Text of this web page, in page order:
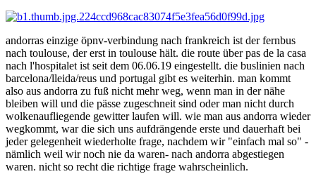
andorras einzige öpnv-verbindung nach frankreich ist der fernbus
nach toulouse, der erst in toulouse hält. die route über pas de la casa
nach l'hospitalet ist seit dem 06.06.19 eingestellt. die buslinien nach
barcelona/lleida/reus und portugal gibt es weiterhin. man kommt
also aus andorra zu fuß nicht mehr weg, wenn man in der nähe
bleiben will und die pässe zugeschneit sind oder man nicht durch
wolkenaufliegende gewitter laufen will. wie man aus andorra wieder
wegkommt, war die sich uns aufdrängende erste und dauerhaft bei
jeder gelegenheit wiederholte frage, nachdem wir "einfach mal so" -
nämlich weil wir noch nie da waren- nach andorra abgestiegen
waren. nicht so recht die richtige frage wahrscheinlich.